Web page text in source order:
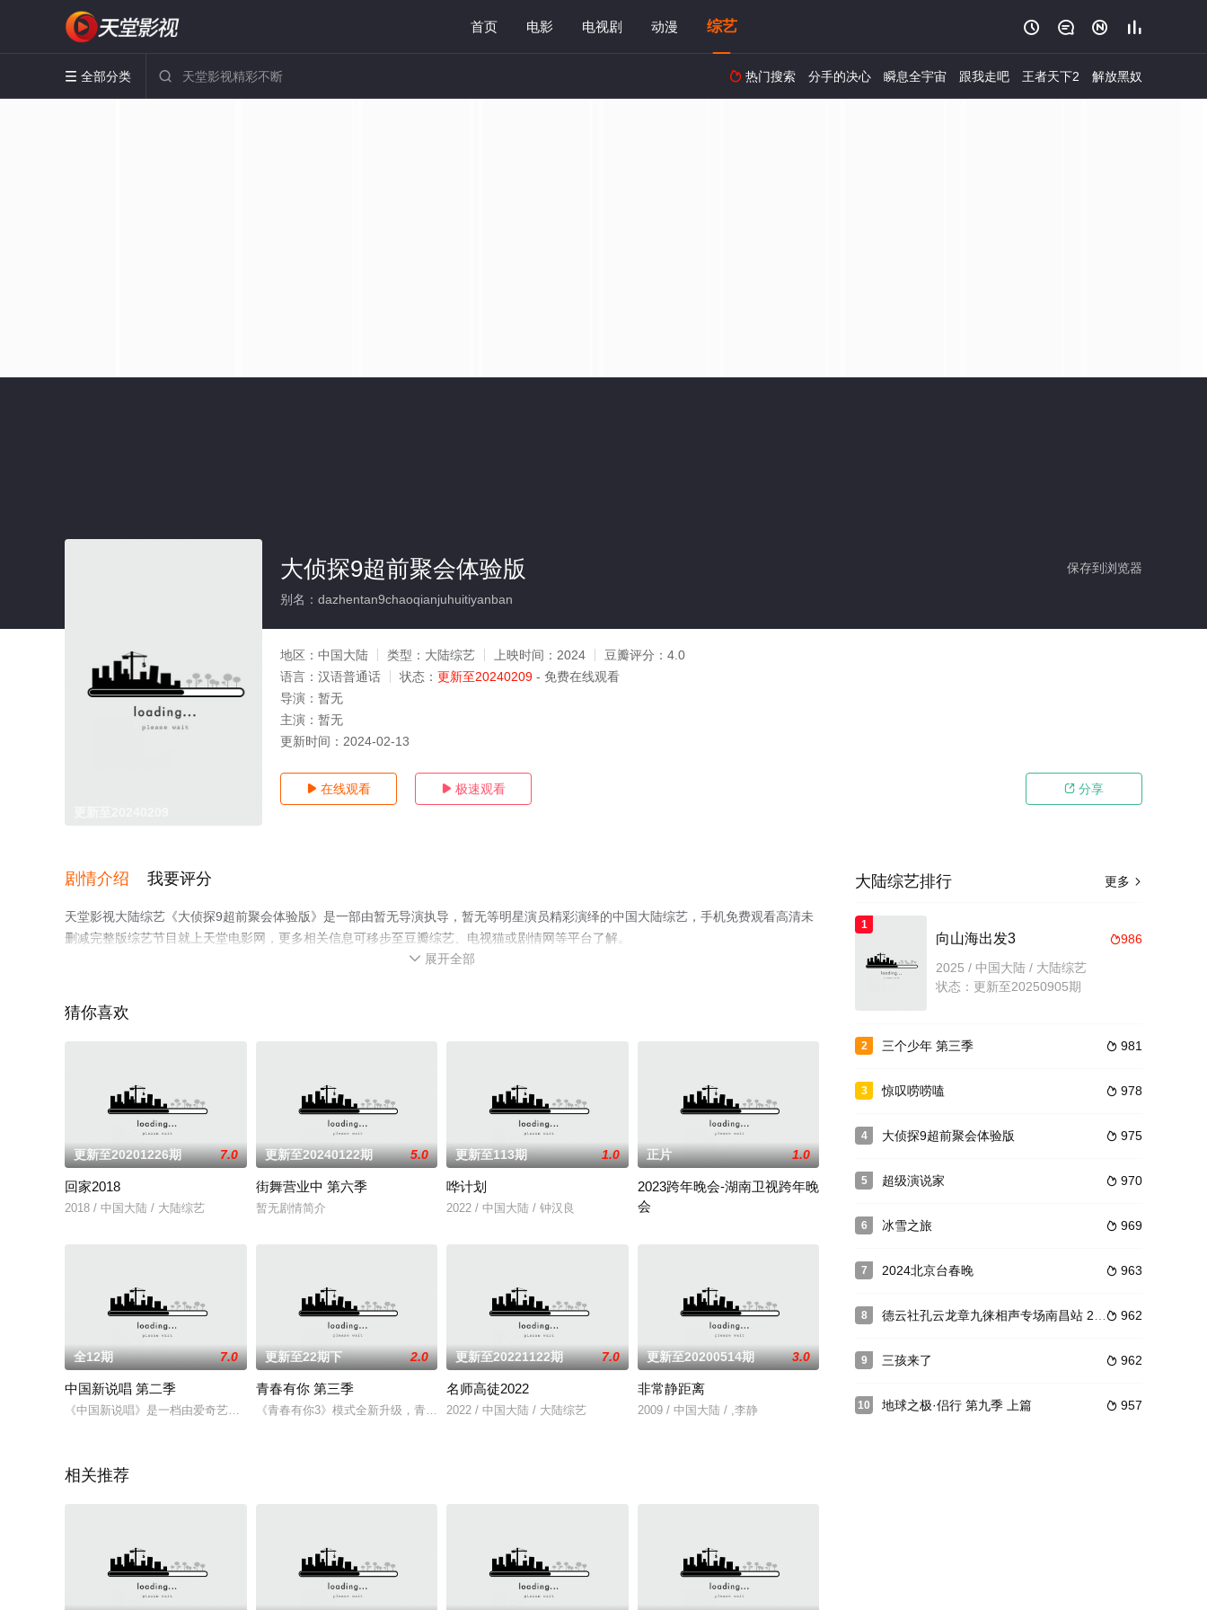
首页 电影 电视剧 动漫 综艺    
 全部分类   热门搜索 分手的决心 瞬息全宇宙 跟我走吧 王者天下2 解放黑奴
保存到浏览器
大侦探9超前聚会体验版
别名：dazhentan9chaoqianjuhuitiyanban
地区： 中国大陆 类型： 大陆综艺 上映时间： 2024 豆瓣评分： 4.0
语言： 汉语普通话 状态： 更新至20240209 - 免费在线观看
导演： 暂无
主演： 暂无
更新时间： 2024-02-13
 在线观看  极速观看  分享
剧情介绍 我要评分
天堂影视大陆综艺《大侦探9超前聚会体验版》是一部由暂无导演执导，暂无等明星演员精彩演绎的中国大陆综艺，手机免费观看高清未
删减完整版综艺节目就上天堂电影网，更多相关信息可移步至豆瓣综艺、电视猫或剧情网等平台了解。
。
 展开全部
猜你喜欢
更新至20201226期 7.0
回家2018
2018 / 中国大陆 / 大陆综艺
更新至20240122期 5.0
街舞营业中 第六季
暂无剧情简介
更新至113期 1.0
哗计划
2022 / 中国大陆 / 钟汉良
正片 1.0
2023跨年晚会-湖南卫视跨年晚
会
全12期 7.0
中国新说唱 第二季
《中国新说唱》是一档由爱奇艺自制的S+级华语青年说唱音乐真人秀节目。网罗华语乐坛最具实力的说唱音乐人，引
更新至22期下 2.0
青春有你 第三季
《青春有你3》模式全新升级，青春制作人代表和导师团将带领百余位少年“用自己的路子，跟世界过招”，开启全新
更新至20221122期 7.0
名师高徒2022
2022 / 中国大陆 / 大陆综艺
更新至20200514期 3.0
非常静距离
2009 / 中国大陆 / ,李静
相关推荐
更多 
大陆综艺排行
1
986
向山海出发3
2025 / 中国大陆 / 大陆综艺
状态：更新至20250905期
2  981
三个少年 第三季
3  978
惊叹唠唠嗑
4  975
大侦探9超前聚会体验版
5  970
超级演说家
6  969
冰雪之旅
7  963
2024北京台春晚
8  962
德云社孔云龙章九徕相声专场南昌站 2025
9  962
三孩来了
10  957
地球之极·侣行 第九季 上篇